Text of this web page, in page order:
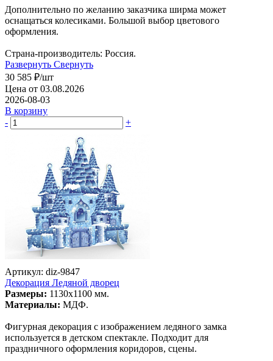
Дополнительно по желанию заказчика ширма может
оснащаться колесиками. Большой выбор цветового
оформления.
Страна-производитель: Россия.
Развернуть Свернуть
30 585 ₽/шт
Цена от 03.08.2026
2026-08-03
В корзину
-
+
Артикул: diz-9847
Декорация Ледяной дворец
Размеры: 1130х1100 мм.
Материалы: МДФ.
Фигурная декорация с изображением ледяного замка
используется в детском спектакле. Подходит для
праздничного оформления коридоров, сцены.